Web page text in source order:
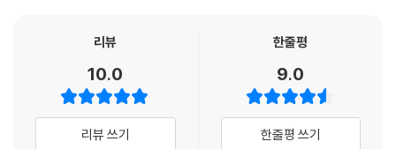
리뷰
10.0
리뷰 쓰기
한줄평
9.0
한줄평 쓰기